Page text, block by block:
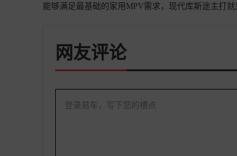
能够满足最基础的家用MPV需求，现代库斯途主打
网友评论
登录易车，写下您的槽点